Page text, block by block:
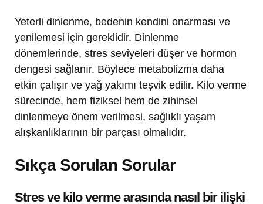
Yeterli dinlenme, bedenin kendini onarması ve
yenilemesi için gereklidir. Dinlenme
dönemlerinde, stres seviyeleri düşer ve hormon
dengesi sağlanır. Böylece metabolizma daha
etkin çalışır ve yağ yakımı teşvik edilir. Kilo verme
sürecinde, hem fiziksel hem de zihinsel
dinlenmeye önem verilmesi, sağlıklı yaşam
alışkanlıklarının bir parçası olmalıdır.
Sıkça Sorulan Sorular
Stres ve kilo verme arasında nasıl bir ilişki